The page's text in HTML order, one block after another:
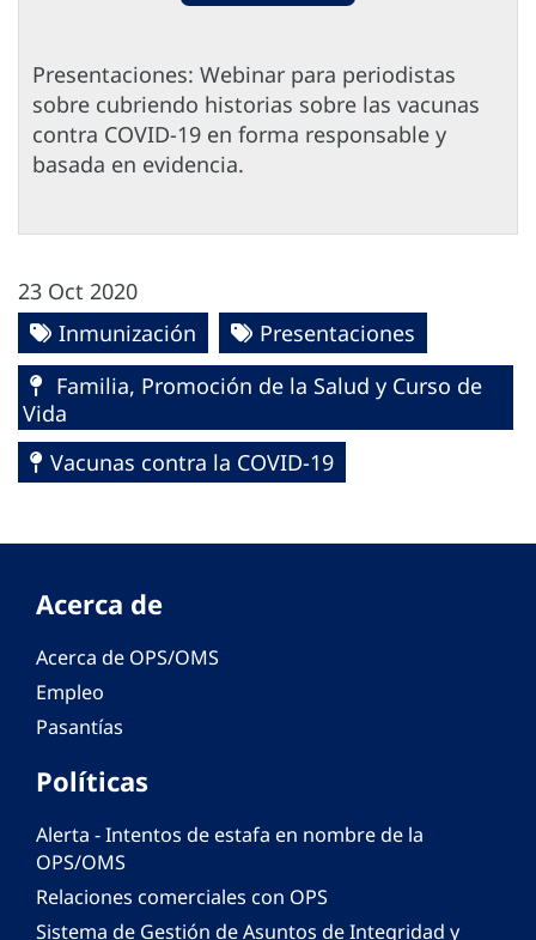
Presentaciones: Webinar para periodistas
sobre cubriendo historias sobre las vacunas
contra COVID-19 en forma responsable y
basada en evidencia.
23 Oct 2020
Inmunización
Presentaciones
Familia, Promoción de la Salud y Curso de
Vida
Vacunas contra la COVID-19
Acerca de
Acerca de OPS/OMS
Empleo
Pasantías
Políticas
Alerta - Intentos de estafa en nombre de la
OPS/OMS
Relaciones comerciales con OPS
Sistema de Gestión de Asuntos de Integridad y